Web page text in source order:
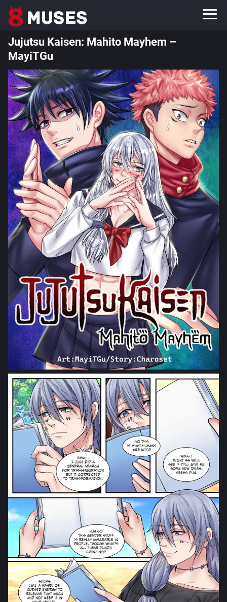
Jujutsu Kaisen: Mahito Mayhem –
MayiTGu